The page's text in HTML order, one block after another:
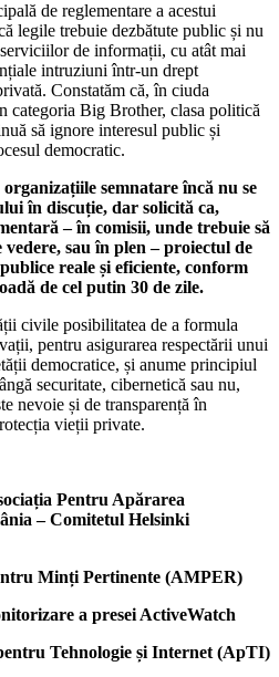
de reglementare a acestui
legile trebuie dezbătute public și nu
de informații, cu atât mai
intruziuni într-un drept
Constatăm că, în ciuda
categoria Big Brother, clasa politică
să ignore interesul public și
democratic.
semnatare încă nu se
în discuție, dar solicită ca,
– în comisii, unde trebuie să
vedere, sau în plen – proiectul de
reale și eficiente, conform
de cel putin 30 de zile.
civile posibilitatea de a formula
pentru asigurarea respectării unui
democratice, și anume principiul
securitate, cibernetică sau nu,
nevoie și de transparență în
vieții private.
Pentru Apărarea
– Comitetul Helsinki
Minți Pertinente (AMPER)
a presei ActiveWatch
Tehnologie și Internet (ApTI)